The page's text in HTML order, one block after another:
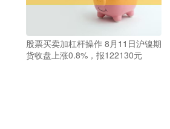
股票买卖加杠杆操作 8月11日沪镍期
货收盘上涨0.8%，报122130元